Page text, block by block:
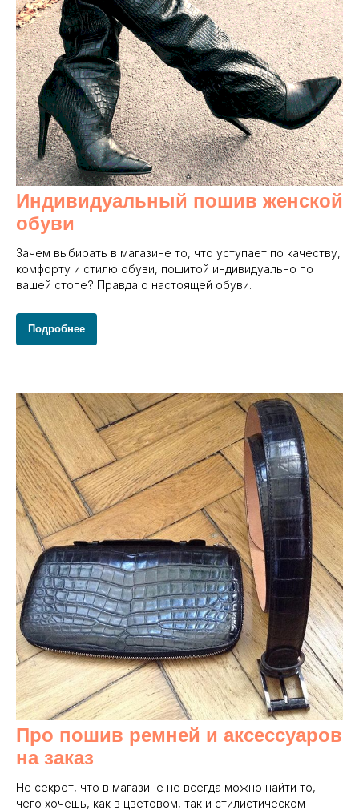
Индивидуальный пошив женской
обуви
Зачем выбирать в магазине то, что уступает по качеству,
комфорту и стилю обуви, пошитой индивидуально по
вашей стопе? Правда о настоящей обуви.
Подробнее
Про пошив ремней и аксессуаров
на заказ
Не секрет, что в магазине не всегда можно найти то,
чего хочешь, как в цветовом, так и стилистическом